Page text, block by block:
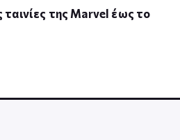
ταινίες της Marvel έως το